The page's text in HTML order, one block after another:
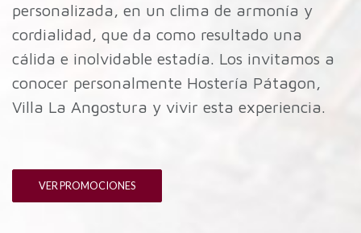
personalizada, en un clima de armonía y
cordialidad, que da como resultado una
cálida e inolvidable estadía. Los invitamos a
conocer personalmente Hostería Pátagon,
Villa La Angostura y vivir esta experiencia.
VER PROMOCIONES